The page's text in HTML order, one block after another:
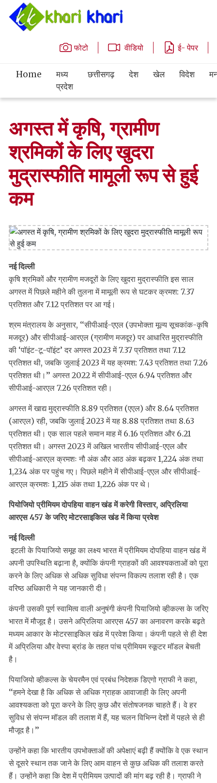
फोटो वीडियो ई- पेपर
Home
मध्य
प्रदेश
छत्तीसगढ़ देश खेल विदेश
अगस्त में कृषि, ग्रामीण
श्रमिकों के लिए खुदरा
मुद्रास्फीति मामूली रूप से हुई
कम
नई दिल्ली
कृषि श्रमिकों और ग्रामीण मजदूरों के लिए खुदरा मुद्रास्फीति इस साल
अगस्त में पिछले महीने की तुलना में मामूली रूप से घटकर क्रमश: 7.37
प्रतिशत और 7.12 प्रतिशत पर आ गई।
श्रम मंत्रालय के अनुसार, ‘‘सीपीआई-एएल (उपभोक्ता मूल्य सूचकांक-कृषि
मजदूर) और सीपीआई-आरएल (ग्रामीण मजदूर) पर आधारित मुद्रास्फीति
की ‘पॉइंट-टू-पॉइंट’ दर अगस्त 2023 में 7.37 प्रतिशत तथा 7.12
प्रतिशत थी, जबकि जुलाई 2023 में यह क्रमश: 7.43 प्रतिशत तथा 7.26
प्रतिशत थी।’’ अगस्त 2022 में सीपीआई-एएल 6.94 प्रतिशत और
सीपीआई-आरएल 7.26 प्रतिशत रही।
अगस्त में खाद्य मुद्रास्फीति 8.89 प्रतिशत (एएल) और 8.64 प्रतिशत
(आरएल) रही, जबकि जुलाई 2023 में यह 8.88 प्रतिशत तथा 8.63
प्रतिशत थी। एक साल पहले समान माह में 6.16 प्रतिशत और 6.21
प्रतिशत थी। अगस्त 2023 में अखिल भारतीय सीपीआई-एएल और
सीपीआई-आरएल क्रमशः नौ अंक और आठ अंक बढ़कर 1,224 अंक तथा
1,234 अंक पर पहुंच गए। पिछले महीने में सीपीआई-एएल और सीपीआई-
आरएल क्रमशः 1,215 अंक तथा 1,226 अंक पर थे।
पियोजियो प्रीमियम दोपहिया वाहन खंड में करेगी विस्तार, अप्रिलिया
आरएस 457 के जरिए मोटरसाइकिल खंड में किया प्रवेश
नई दिल्ली
इटली के पियाजियो समूह का लक्ष्य भारत में प्रीमियम दोपहिया वाहन खंड में
अपनी उपस्थिति बढ़ाना है, क्योंकि कंपनी ग्राहकों की आवश्यकताओं को पूरा
करने के लिए अधिक से अधिक सुविधा संपन्न विकल्प तलाश रही है। एक
वरिष्ठ अधिकारी ने यह जानकारी दी।
कंपनी उसकी पूर्ण स्वामित्व वाली अनुषंगी कंपनी पियाजियो व्हीकल्स के जरिए
भारत में मौजूद है। उसने अप्रिलिया आरएस 457 का अनावरण करके बढ़ते
मध्यम आकार के मोटरसाइकिल खंड में प्रवेश किया। कंपनी पहले से ही देश
में अप्रिलिया और वेस्पा ब्रांड के तहत पांच प्रीमियम स्कूटर मॉडल बेचती
है।
पियाजियो व्हीकल्स के चेयरमैन एवं प्रबंध निदेशक डिएगो ग्राफी ने कहा,
‘‘हमने देखा है कि अधिक से अधिक ग्राहक आवाजाही के लिए अपनी
आवश्यकता को पूरा करने के लिए कुछ और संतोषजनक चाहते हैं। वे हर
सुविध से संपन्न मॉडल की तलाश में हैं, यह चलन विभिन्न देशों में पहले से ही
मौजूद है।’’
उन्होंने कहा कि भारतीय उपभोक्ताओं की अपेक्षाएं बढ़ी हैं क्योंकि वे एक स्थान
से दूसरे स्थान तक जाने के लिए आम वाहन से कुछ अधिक की तलाश करते
हैं। उन्होंने कहा कि देश में प्रीमियम उत्पादों की मांग बढ़ रही है। ग्राफी ने